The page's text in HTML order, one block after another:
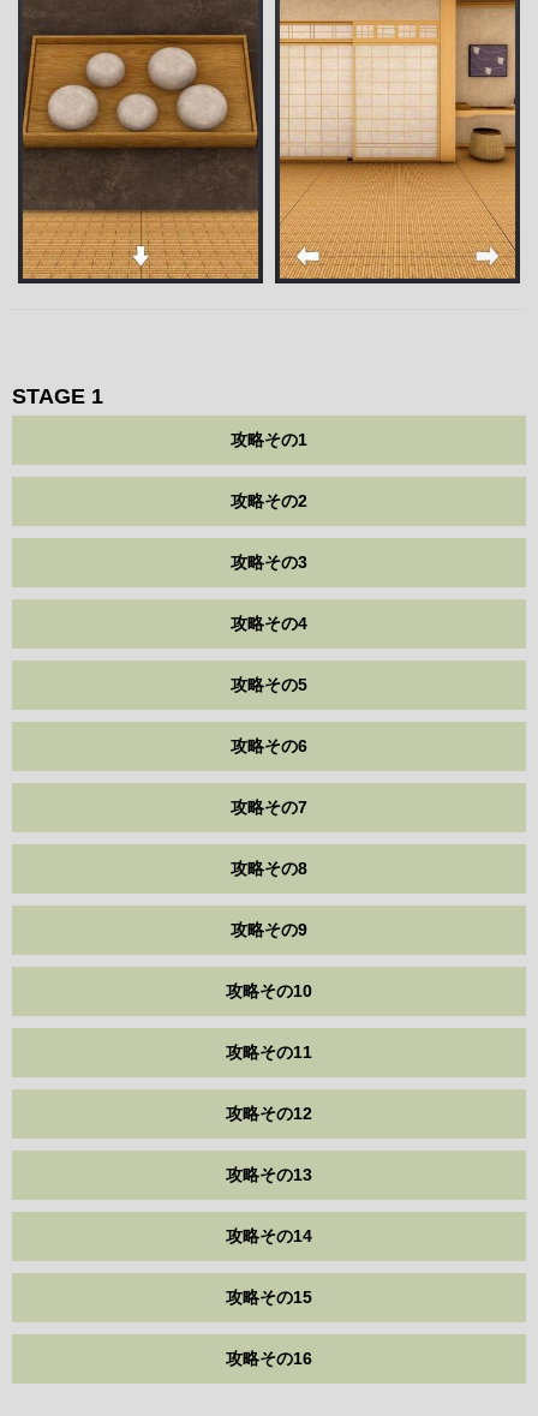
STAGE 1
攻略その1
攻略その2
攻略その3
攻略その4
攻略その5
攻略その6
攻略その7
攻略その8
攻略その9
攻略その10
攻略その11
攻略その12
攻略その13
攻略その14
攻略その15
攻略その16